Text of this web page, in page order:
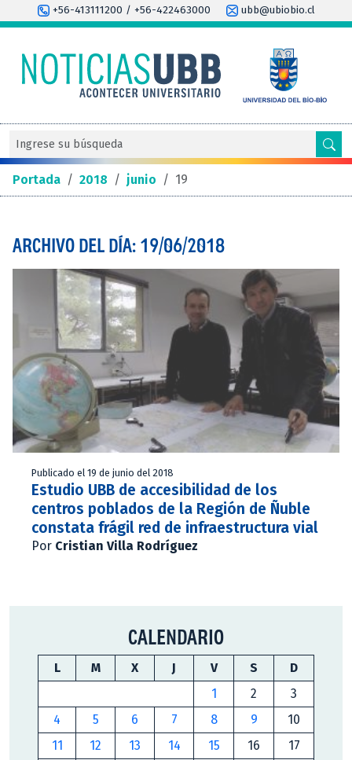
+56-413111200 / +56-422463000 ubb@ubiobio.cl
Portada / 2018 / junio / 19
ARCHIVO DEL DÍA: 19/06/2018
Publicado el 19 de junio del 2018
Estudio UBB de accesibilidad de los
centros poblados de la Región de Ñuble
constata frágil red de infraestructura vial
Por Cristian Villa Rodríguez
CALENDARIO
L M X J V S
D
1
2
3
4
5 6 7 8 9
10
11
12 13 14 15 16
17